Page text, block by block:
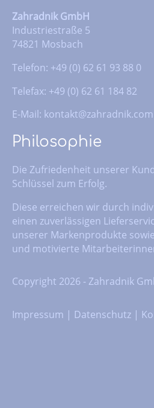
Zahradnik GmbH
Industriestraße 5
74821 Mosbach
Telefon: +49 (0) 62 61 93 88 0
Telefax: +49 (0) 62 61 184 82
E-Mail: kontakt@zahradnik.com
Philosophie
Die Zufriedenheit unserer
Schlüssel zum Erfolg.
Diese erreichen wir durch
einen zuverlässigen
unserer Markenprodukte
und motivierte
Copyright 2026 - Zahradnik
Impressum | Datenschutz |